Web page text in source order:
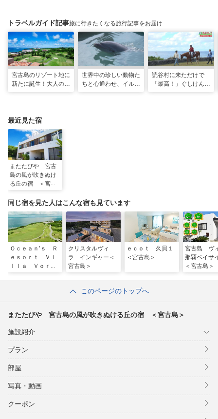
トラベルガイド記事旅に行きたくなる旅行記事をお届け
宮古島のリゾート地に
新たに誕生！大人の特
世界中の珍しい動物た
ちと心通わせ、イルカ
読谷村に来ただけで
「最高！」ぐしけんさ
最近見た宿
またたびや 宮古
島の風が吹きぬけ
る丘の宿 ＜宮古
同じ宿を見た人はこんな宿も見ています
Ｏｃｅａｎ’ｓ Ｒ
ｅｓｏｒｔ Ｖｉ
ｌｌａ Ｖｏｒｌ
クリスタルヴィ
ラ インギャー＜
宮古島＞
ｅｃｏｔ 久貝１
＜宮古島＞
宮古島 ヴ
那覇ベイ
＜宮古島＞
このページのトップへ
またたびや 宮古島の風が吹きぬける丘の宿 ＜宮古島＞
施設紹介
プラン
部屋
写真・動画
クーポン